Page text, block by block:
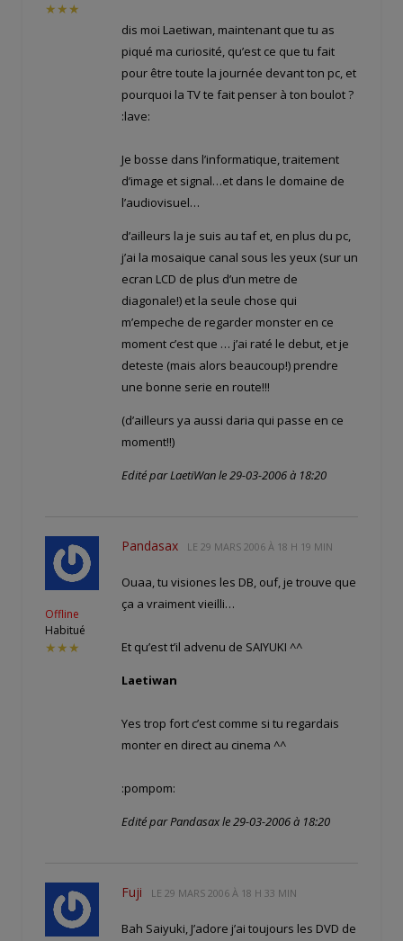
★★★
dis moi Laetiwan, maintenant que tu as
piqué ma curiosité, qu’est ce que tu fait
pour être toute la journée devant ton pc, et
pourquoi la TV te fait penser à ton boulot ?
:lave:
Je bosse dans l’informatique, traitement
d’image et signal…et dans le domaine de
l’audiovisuel…
d’ailleurs la je suis au taf et, en plus du pc,
j’ai la mosaique canal sous les yeux (sur un
ecran LCD de plus d’un metre de
diagonale!) et la seule chose qui
m’empeche de regarder monster en ce
moment c’est que … j’ai raté le debut, et je
deteste (mais alors beaucoup!) prendre
une bonne serie en route!!!
(d’ailleurs ya aussi daria qui passe en ce
moment!!)
Edité par LaetiWan le 29-03-2006 à 18:20
Offline
Habitué
★★★
Pandasax LE 29 MARS 2006 À 18 H 19 MIN
Ouaa, tu visiones les DB, ouf, je trouve que
ça a vraiment vieilli…
Et qu’est t’il advenu de SAIYUKI ^^
Laetiwan
Yes trop fort c’est comme si tu regardais
monter en direct au cinema ^^
:pompom:
Edité par Pandasax le 29-03-2006 à 18:20
Fuji LE 29 MARS 2006 À 18 H 33 MIN
Bah Saiyuki, J’adore j’ai toujours les DVD de